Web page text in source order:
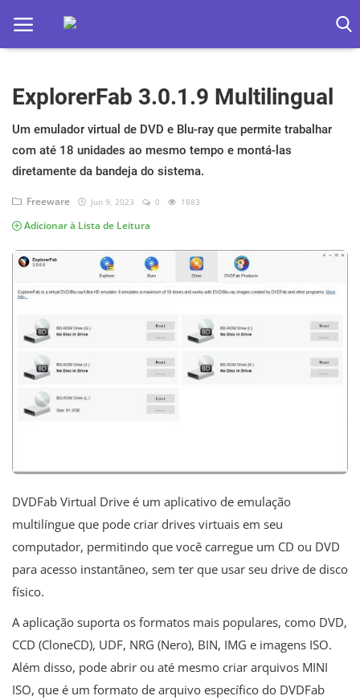
Home
Apps
Ebooks
Games
Web
Música
Jogos hoje na TV
ExplorerFab 3.0.1.9 Multilingual
Um emulador virtual de DVD e Blu-ray que permite trabalhar
com até 18 unidades ao mesmo tempo e montá-las
diretamente da bandeja do sistema.
Freeware Jun 9, 2023 0 1883
Adicionar à Lista de Leitura
DVDFab Virtual Drive é um aplicativo de emulação
multilíngue que pode criar drives virtuais em seu
computador, permitindo que você carregue um CD ou DVD
para acesso instantâneo, sem ter que usar seu drive de disco
físico.
A aplicação suporta os formatos mais populares, como DVD,
CCD (CloneCD), UDF, NRG (Nero), BIN, IMG e imagens ISO.
Além disso, pode abrir ou até mesmo criar arquivos MINI
ISO, que é um formato de arquivo específico do DVDFab